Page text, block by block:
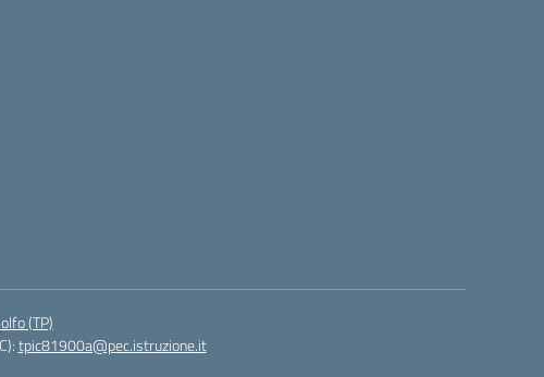
(TP)
tpic81900a@pec.istruzione.it